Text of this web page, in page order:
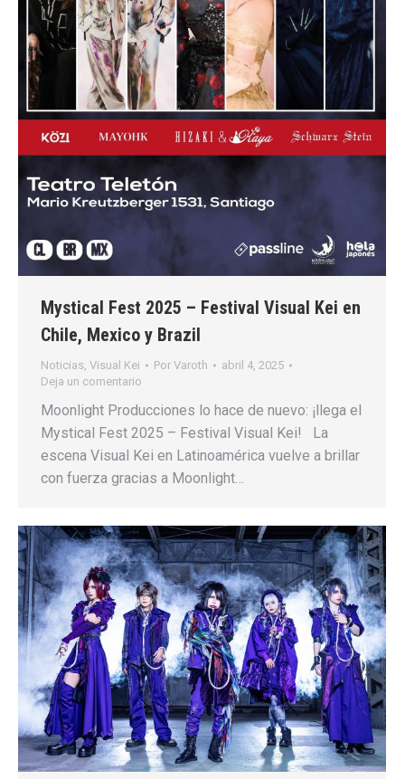
Mystical Fest 2025 – Festival Visual Kei en
Chile, Mexico y Brazil
Noticias, Visual Kei Por Varoth
abril 4, 2025
Deja un comentario
Moonlight Producciones lo hace de nuevo: ¡llega el
Mystical Fest 2025 – Festival Visual Kei! La
escena Visual Kei en Latinoamérica vuelve a brillar
con fuerza gracias a Moonlight…